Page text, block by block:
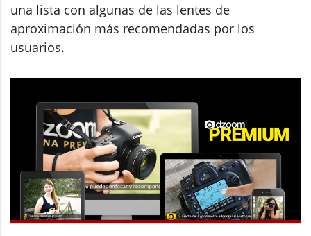
una lista con algunas de las lentes de
aproximación más recomendadas por los
usuarios.